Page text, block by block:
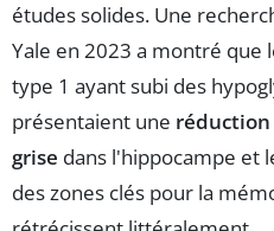
études solides. Une
Yale en 2023 a montré que
type 1 ayant subi des
présentaient une
grise dans l'hippocampe et
des zones clés pour la